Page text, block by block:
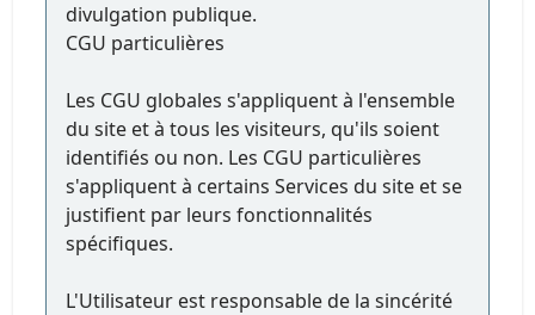
divulgation publique.
CGU particulières
Les CGU globales s'appliquent à l'ensemble
du site et à tous les visiteurs, qu'ils soient
identifiés ou non. Les CGU particulières
s'appliquent à certains Services du site et se
justifient par leurs fonctionnalités
spécifiques.
L'Utilisateur est responsable de la sincérité